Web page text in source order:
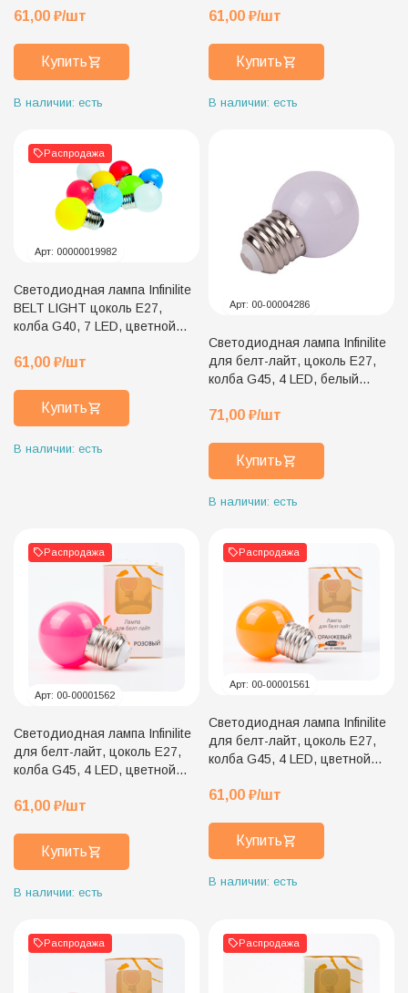
61,00 ₽/шт
Купить
В наличии: есть
61,00 ₽/шт
Купить
В наличии: есть
Распродажа
Арт: 00000019982
Светодиодная лампа Infinilite
BELT LIGHT цоколь E27,
колба G40, 7 LED, цветной
61,00 ₽/шт
Купить
В наличии: есть
Арт: 00-00004286
Светодиодная лампа Infinilite
для белт-лайт, цоколь E27,
колба G45, 4 LED, белый
свечения, GN
71,00 ₽/шт
Купить
В наличии: есть
Распродажа
Арт: 00-00001562
Светодиодная лампа Infinilite
для белт-лайт, цоколь E27,
колба G45, 4 LED, цветной
61,00 ₽/шт
Купить
В наличии: есть
Распродажа
Арт: 00-00001561
Светодиодная лампа Infinilite
для белт-лайт, цоколь E27,
колба G45, 4 LED, цветной
61,00 ₽/шт
Купить
В наличии: есть
Распродажа Распродажа